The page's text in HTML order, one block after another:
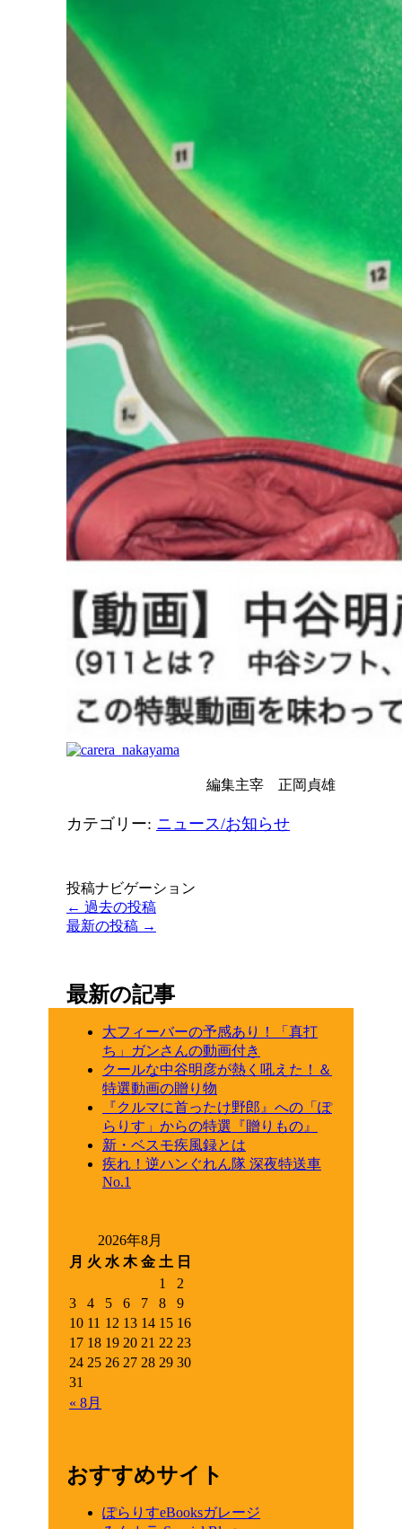
編集主宰 正岡貞雄
カテゴリー: ニュース/お知らせ
投稿ナビゲーション
← 過去の投稿
最新の投稿 →
最新の記事
大フィーバーの予感あり！「真打
ち」ガンさんの動画付き
クールな中谷明彦が熱く吼えた！＆
特選動画の贈り物
『クルマに首ったけ野郎』への「ぽ
らりす」からの特選『贈りもの』
新・ベスモ疾風録とは
疾れ！逆ハンぐれん隊 深夜特送車
No.1
2026年8月
月 火 水 木 金 土 日
« 8月
1
2
3
4 5 6 7 8
9
10 11 12 13 14 15 16
17 18 19 20 21 22 23
24 25 26 27 28 29 30
31
おすすめサイト
ぽらりすeBooksガレージ